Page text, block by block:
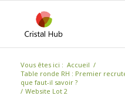
Vous êtes ici : Accueil /
Table ronde RH : Premier
que faut-il savoir ?
/ Website Lot 2